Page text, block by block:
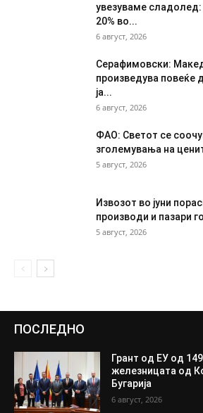
увезуваме сладолед:
20% во...
6 август, 2026
Серафимовски:
произведува повеќе
ја...
6 август, 2026
ФАО: Светот се
зголемувања на
5 август, 2026
Извозот во јуни
производи и пазари
5 август, 2026
ПОСЛЕДНО
Грант од ЕУ од
железницата од
Бугарија
6 август, 2026